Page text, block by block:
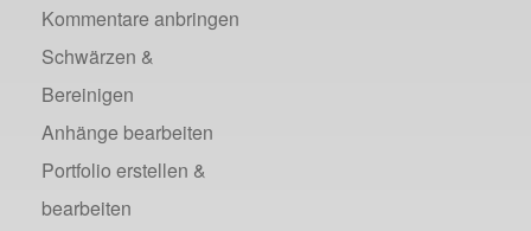
Kommentare anbringen
Schwärzen &
Bereinigen
Anhänge bearbeiten
Portfolio erstellen &
bearbeiten